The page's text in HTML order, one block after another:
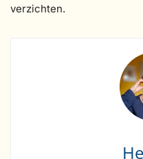
verzichten.